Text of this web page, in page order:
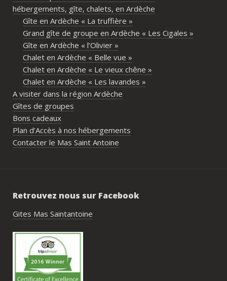
partager les repas et les activités.Un
immense merci également aux
propriétaires pour leur disponibilité, leur
écoute et leur gentillesse tout au long de
l’organisation. Nous avons été très bien
accompagnés avant le week-end avec de
nombreux conseils utiles, aussi bien pour
les prestataires que pour l’organisation
générale de l’événement.Tout a été
simple, fluide et agréable. Les
recommandations données sur place
étaient excellentes et nous ont permis
piscine, nature, tranquillité, nombreux
hébergements et beaucoup d’activités à
très beau souvenir de ce week-end et
nous recommandons le Mas Saint-
Antoine sans hésitation.**La seule petite
contrainte du week-end concerne la
hébergements, gîte, chalets, en Ardèche
Gîte en Ardèche « La truffière »
Grand gîte de groupe en Ardèche « Les Cigales »
Gîte en Ardèche « l’Olivier »
Chalet en Ardèche « Belle vue »
Chalet en Ardèche « Le vieux chêne »
Chalet en Ardèche « Les lavandes »
A visiter dans la région Ardèche
Gîtes de groupes
Bons cadeaux
Plan d’Accès à nos hébergements
Contacter le Mas Saint Antoine
Retrouvez nous sur Facebook
Gites Mas Saintantoine